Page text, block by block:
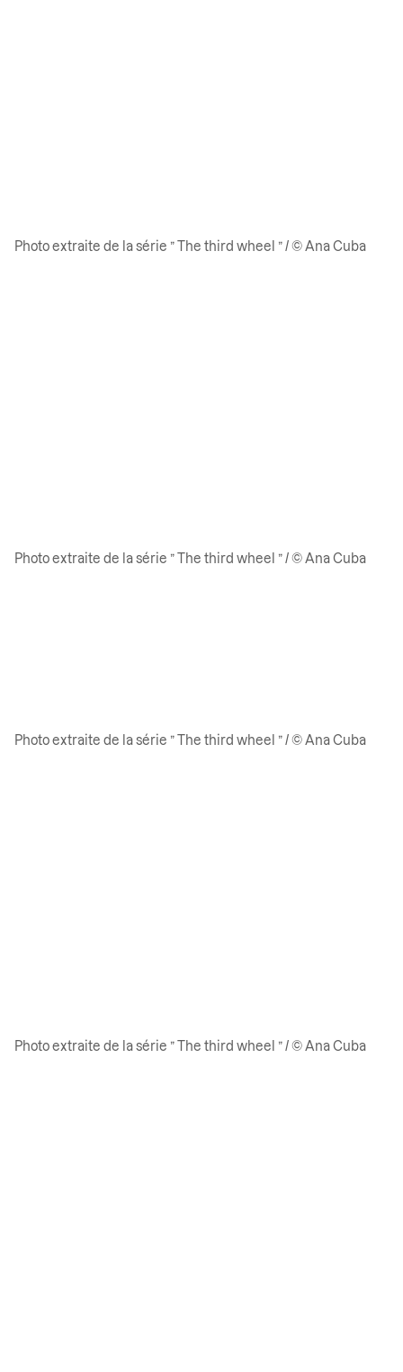
Photo extraite de la série ” The third wheel ” / © Ana Cuba
Photo extraite de la série ” The third wheel ” / © Ana Cuba
Photo extraite de la série ” The third wheel ” / © Ana Cuba
Photo extraite de la série ” The third wheel ” / © Ana Cuba